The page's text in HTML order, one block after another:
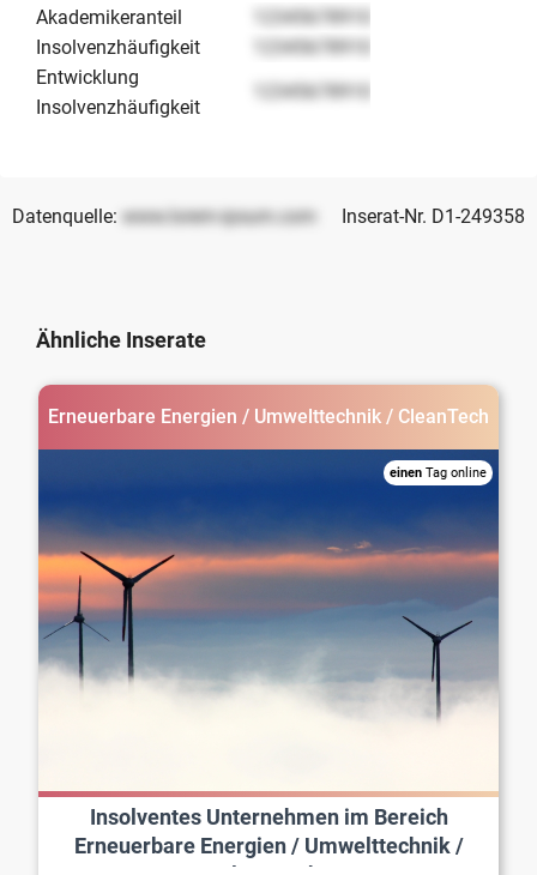
Akademikeranteil
12345678910
Insolvenzhäufigkeit
12345678910
Entwicklung
Insolvenzhäufigkeit
12345678910
Datenquelle: www.lorem-ipsum.com Inserat-Nr. D1-249358
Ähnliche Inserate
Erneuerbare Energien / Umwelttechnik / CleanTech
einen Tag online
Insolventes Unternehmen im Bereich
Erneuerbare Energien / Umwelttechnik /